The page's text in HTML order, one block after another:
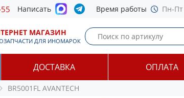
Написать Время работы Пн-Пт
МАГАЗИН
ДЛЯ ИНОМАРОК
ДОСТАВКА ОПЛАТА
BR5001FL AVANTECH